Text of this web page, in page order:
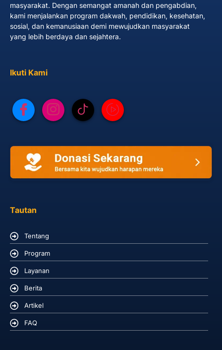
masyarakat. Dengan semangat amanah dan pengabdian,
kami menjalankan program dakwah, pendidikan, kesehatan,
sosial, dan kemanusiaan demi mewujudkan masyarakat
yang lebih berdaya dan sejahtera.
Ikuti Kami
Tautan
Tentang
Program
Layanan
Berita
Artikel
FAQ